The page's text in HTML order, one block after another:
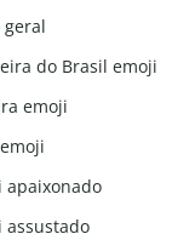
geral
do Brasil emoji
emoji
apaixonado
assustado